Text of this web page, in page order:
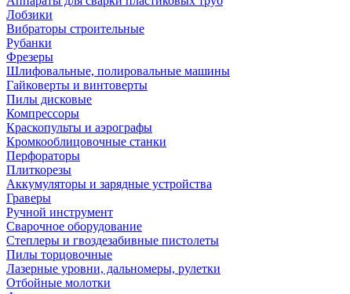
Лобзики
Вибраторы строительные
Рубанки
Фрезеры
Шлифовальные, полировальные машины
Гайковерты и винтоверты
Пилы дисковые
Компрессоры
Краскопульты и аэрографы
Кромкооблицовочные станки
Перфораторы
Плиткорезы
Аккумуляторы и зарядные устройства
Граверы
Ручной инструмент
Сварочное оборудование
Степлеры и гвоздезабивные пистолеты
Пилы торцовочные
Лазерные уровни, дальномеры, рулетки
Отбойные молотки